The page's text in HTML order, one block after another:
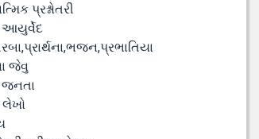
પ્રશ્નોતરી
જેવુ
જનતા
લેખો